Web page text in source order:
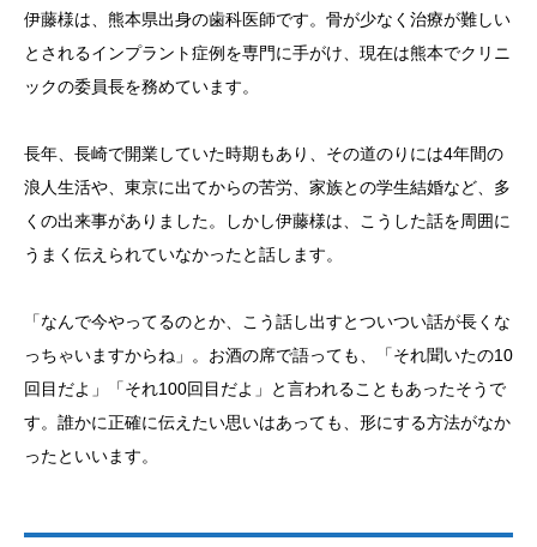
伊藤様は、熊本県出身の歯科医師です。骨が少なく治療が難しい
とされるインプラント症例を専門に手がけ、現在は熊本でクリニ
ックの委員長を務めています。
長年、長崎で開業していた時期もあり、その道のりには4年間の
浪人生活や、東京に出てからの苦労、家族との学生結婚など、多
くの出来事がありました。しかし伊藤様は、こうした話を周囲に
うまく伝えられていなかったと話します。
「なんで今やってるのとか、こう話し出すとついつい話が長くな
っちゃいますからね」。お酒の席で語っても、「それ聞いたの10
回目だよ」「それ100回目だよ」と言われることもあったそうで
す。誰かに正確に伝えたい思いはあっても、形にする方法がなか
ったといいます。